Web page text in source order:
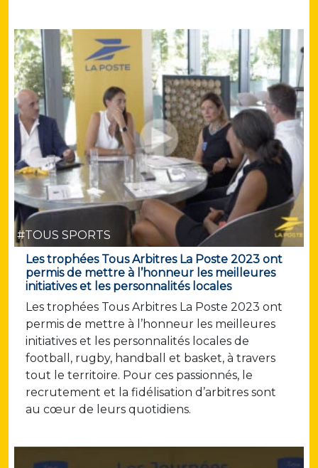
#TOUS SPORTS
Les trophées Tous Arbitres La Poste 2023 ont
permis de mettre à l’honneur les meilleures
initiatives et les personnalités locales
Les trophées Tous Arbitres La Poste 2023 ont
permis de mettre à l’honneur les meilleures
initiatives et les personnalités locales de
football, rugby, handball et basket, à travers
tout le territoire. Pour ces passionnés, le
recrutement et la fidélisation d’arbitres sont
au cœur de leurs quotidiens.